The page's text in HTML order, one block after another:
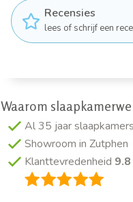
Recensies
lees of schrijf een
Waarom
Al 35 jaar
Showroom in Zutphen
Klanttevredenheid 9.8